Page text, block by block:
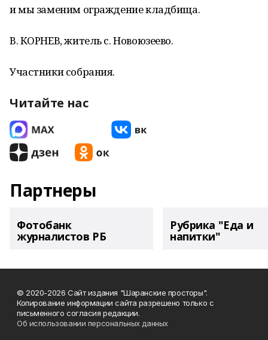
и мы заменим ограждение кладбища.
В. КОРНЕВ, житель с. Новоюзеево.
Участники собрания.
Читайте нас
Партнеры
Фотобанк
журналистов РБ
Рубрика "Еда и
напитки"
© 2020-2026 Сайт издания "Шаранские просторы".
Копирование информации сайта разрешено только с
письменного согласия редакции.
Об использовании персональных данных